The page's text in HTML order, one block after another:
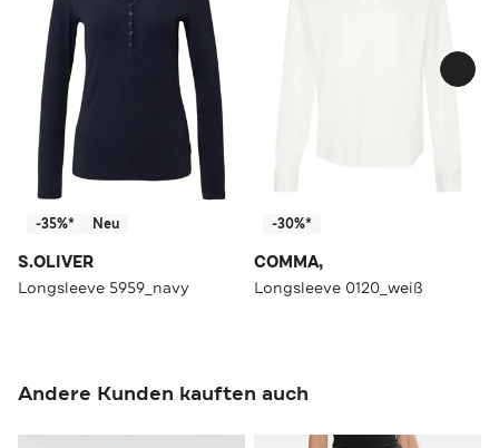
-35%* Neu
S.OLIVER
Longsleeve 5959_navy
-30%*
COMMA,
Longsleeve 0120_weiß
Andere Kunden kauften auch